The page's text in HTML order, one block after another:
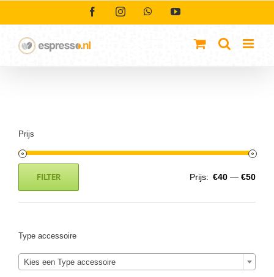
FacebookInstagramWhatsAppYouTube
Prijs
FILTER Prijs: €40 — €50
Type accessoire
Kies een Type accessoire